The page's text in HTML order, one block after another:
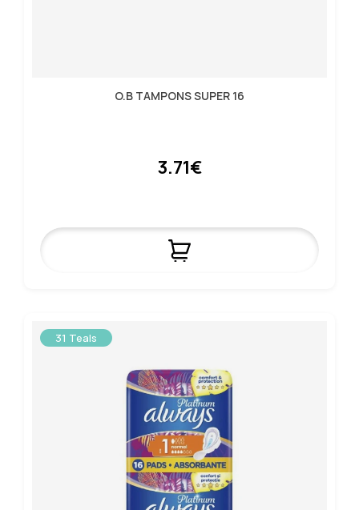
O.B TAMPONS SUPER 16
3.71€
31 Teals